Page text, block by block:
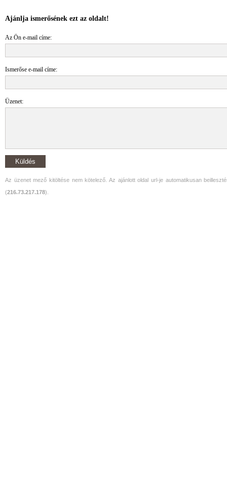
Ajánlja ismerősének ezt az oldalt!
Az Ön e-mail címe:
Ismerőse e-mail címe:
Üzenet:
Küldés
Az üzenet mező kitöltése nem kötelező. Az ajánlott oldal url-je automatikusan
(216.73.217.178).